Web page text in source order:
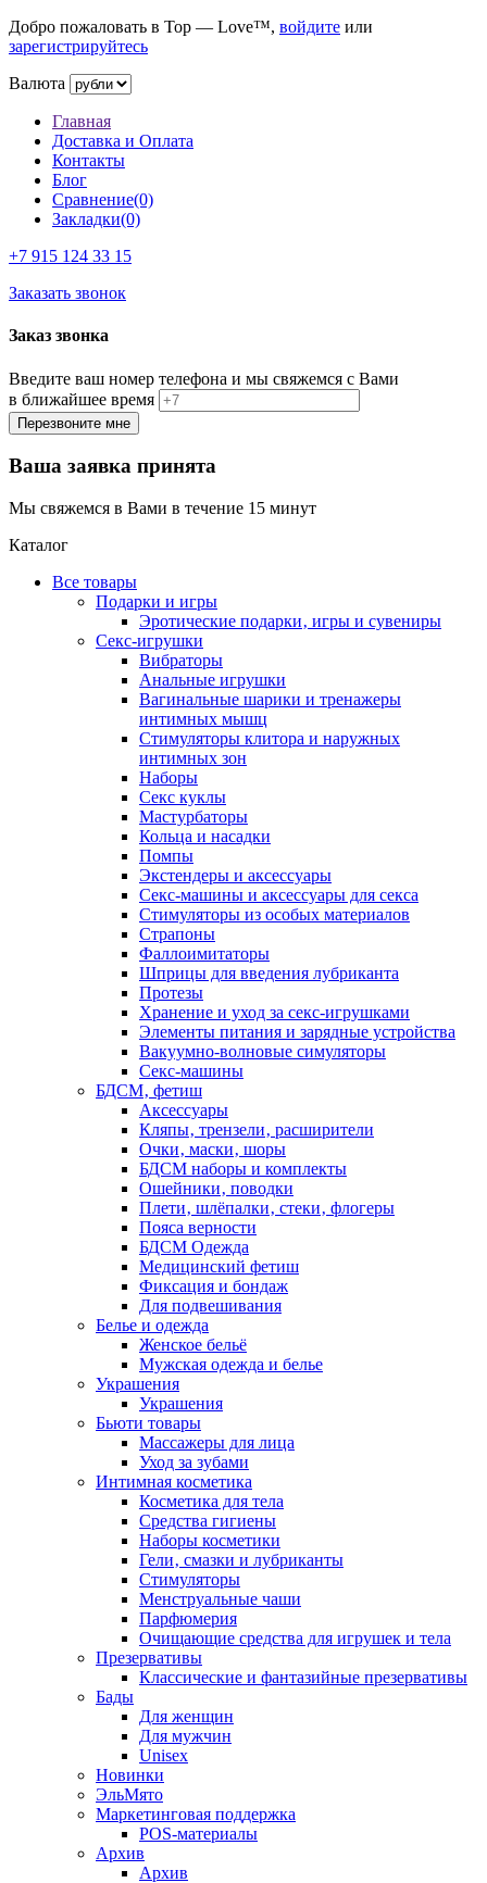
Добро пожаловать в Top — Love™, войдите или
зарегистрируйтесь
Валюта
Главная
Доставка и Оплата
Контакты
Блог
Сравнение(0)
Закладки(0)
+7 915 124 33 15
Заказать звонок
Заказ звонка
Введите ваш номер телефона и мы свяжемся с Вами
в ближайшее время
Ваша заявка принята
Мы свяжемся в Вами в течение 15 минут
Каталог
Все товары
Подарки и игры
Эротические подарки‚ игры и сувениры
Секс-игрушки
Вибраторы
Анальные игрушки
Вагинальные шарики и тренажеры
интимных мышц
Стимуляторы клитора и наружных
интимных зон
Наборы
Секс куклы
Мастурбаторы
Кольца и насадки
Помпы
Экстендеры и аксессуары
Секс-машины и аксессуары для секса
Стимуляторы из особых материалов
Страпоны
Фаллоимитаторы
Шприцы для введения лубриканта
Протезы
Хранение и уход за секс-игрушками
Элементы питания и зарядные устройства
Вакуумно-волновые симуляторы
Секс-машины
БДСМ‚ фетиш
Аксессуары
Кляпы‚ трензели‚ расширители
Очки‚ маски‚ шоры
БДСМ наборы и комплекты
Ошейники‚ поводки
Плети‚ шлёпалки‚ стеки‚ флогеры
Пояса верности
БДСМ Одежда
Медицинский фетиш
Фиксация и бондаж
Для подвешивания
Белье и одежда
Женское бельё
Мужская одежда и белье
Украшения
Украшения
Бьюти товары
Массажеры для лица
Уход за зубами
Интимная косметика
Косметика для тела
Средства гигиены
Наборы косметики
Гели‚ смазки и лубриканты
Стимуляторы
Менструальные чаши
Парфюмерия
Очищающие средства для игрушек и тела
Презервативы
Классические и фантазийные презервативы
Бады
Для женщин
Для мужчин
Unisex
Новинки
ЭльМято
Маркетинговая поддержка
POS-материалы
Архив
Архив